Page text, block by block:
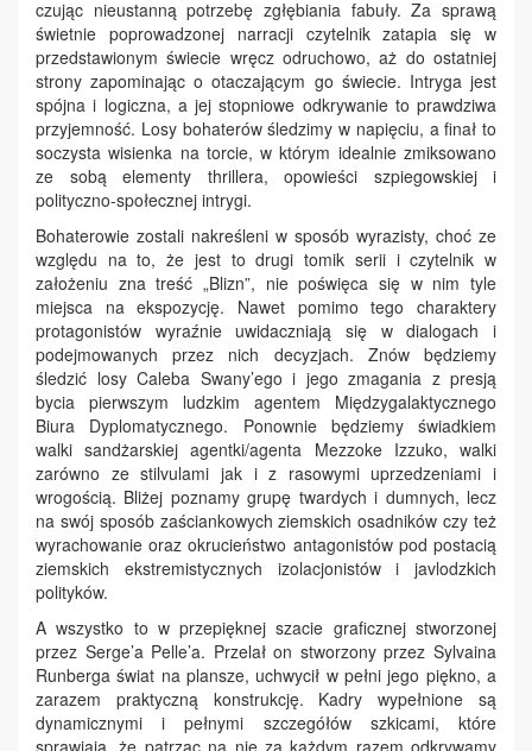
czując nieustanną potrzebę zgłębiania fabuły. Za sprawą
świetnie poprowadzonej narracji czytelnik zatapia się w
przedstawionym świecie wręcz odruchowo, aż do ostatniej
strony zapominając o otaczającym go świecie. Intryga jest
spójna i logiczna, a jej stopniowe odkrywanie to prawdziwa
przyjemność. Losy bohaterów śledzimy w napięciu, a finał to
soczysta wisienka na torcie, w którym idealnie zmiksowano
ze sobą elementy thrillera, opowieści szpiegowskiej i
polityczno-społecznej intrygi.
Bohaterowie zostali nakreśleni w sposób wyrazisty, choć ze
względu na to, że jest to drugi tomik serii i czytelnik w
założeniu zna treść „Blizn”, nie poświęca się w nim tyle
miejsca na ekspozycję. Nawet pomimo tego charaktery
protagonistów wyraźnie uwidaczniają się w dialogach i
podejmowanych przez nich decyzjach. Znów będziemy
śledzić losy Caleba Swany’ego i jego zmagania z presją
bycia pierwszym ludzkim agentem Międzygalaktycznego
Biura Dyplomatycznego. Ponownie będziemy świadkiem
walki sandżarskiej agentki/agenta Mezzoke Izzuko, walki
zarówno ze stilvulami jak i z rasowymi uprzedzeniami i
wrogością. Bliżej poznamy grupę twardych i dumnych, lecz
na swój sposób zaściankowych ziemskich osadników czy też
wyrachowanie oraz okrucieństwo antagonistów pod postacią
ziemskich ekstremistycznych izolacjonistów i javlodzkich
polityków.
A wszystko to w przepięknej szacie graficznej stworzonej
przez Serge’a Pelle’a. Przelał on stworzony przez Sylvaina
Runberga świat na plansze, uchwycił w pełni jego piękno, a
zarazem praktyczną konstrukcję. Kadry wypełnione są
dynamicznymi i pełnymi szczegółów szkicami, które
sprawiają, że patrząc na nie za każdym razem odkrywamy